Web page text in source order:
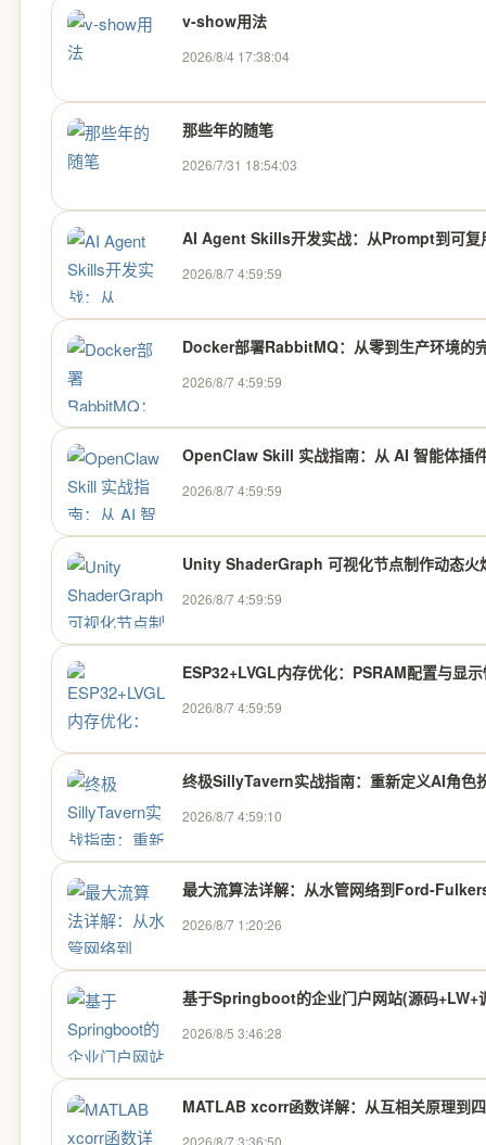
v-show用法
2026/8/4 17:38:04
那些年的随笔
2026/7/31 18:54:03
AI Agent Skills开发实战：从Prompt到可复
2026/8/7 4:59:59
Docker部署RabbitMQ：从零到生产环境的
2026/8/7 4:59:59
OpenClaw Skill 实战指南：从 AI 智能体插
2026/8/7 4:59:59
Unity ShaderGraph 可视化节点制作动态火
2026/8/7 4:59:59
ESP32+LVGL内存优化：PSRAM配置与显
2026/8/7 4:59:59
终极SillyTavern实战指南：重新定义AI角色
2026/8/7 4:59:10
最大流算法详解：从水管网络到Ford-
2026/8/7 1:20:26
基于Springboot的企业门户网站(源码+LW+
2026/8/5 3:46:28
MATLAB xcorr函数详解：从互相关原理到
2026/8/7 3:36:50